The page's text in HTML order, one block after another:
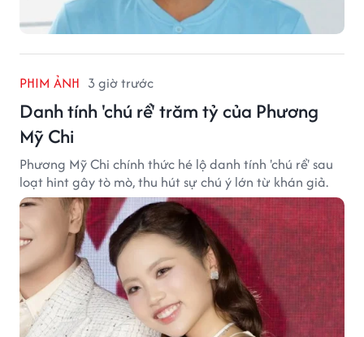
PHIM ẢNH 3 giờ trước
Danh tính 'chú rể' trăm tỷ của Phương
Mỹ Chi
Phương Mỹ Chi chính thức hé lộ danh tính 'chú rể' sau
loạt hint gây tò mò, thu hút sự chú ý lớn từ khán giả.